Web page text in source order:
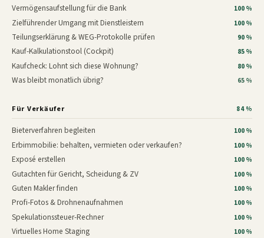
Vermögensaufstellung für die Bank 100 %
Zielführender Umgang mit Dienstleistern 100 %
Teilungserklärung & WEG-Protokolle prüfen 90 %
Kauf-Kalkulationstool (Cockpit) 85 %
Kaufcheck: Lohnt sich diese Wohnung? 80 %
Was bleibt monatlich übrig? 65 %
Für Verkäufer 84 %
Bieterverfahren begleiten 100 %
Erbimmobilie: behalten, vermieten oder verkaufen? 100 %
Exposé erstellen 100 %
Gutachten für Gericht, Scheidung & ZV 100 %
Guten Makler finden 100 %
Profi-Fotos & Drohnenaufnahmen 100 %
Spekulationssteuer-Rechner 100 %
Virtuelles Home Staging 100 %